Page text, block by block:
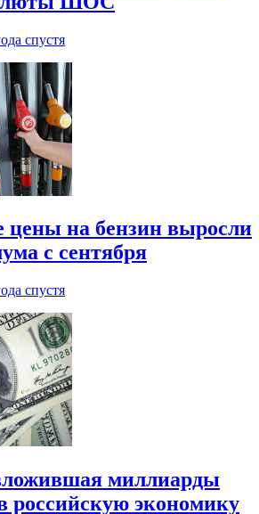
спустя
на бензин выросли
с сентября
спустя
миллиарды
российскую экономику